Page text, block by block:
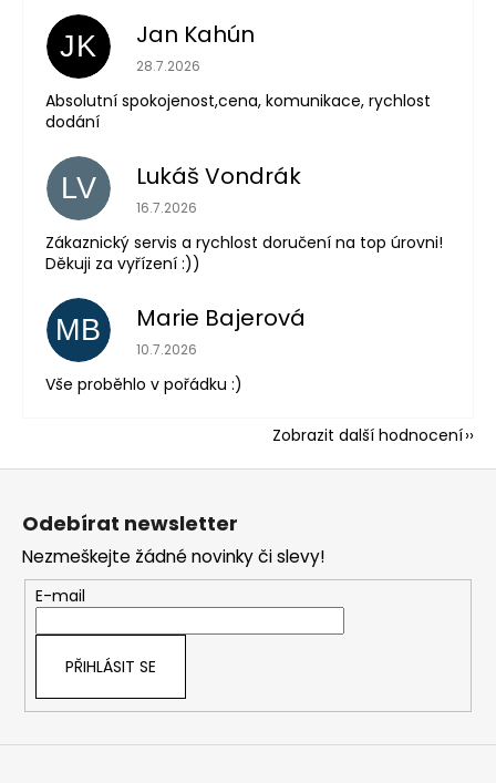
JK Jan Kahún
Hodnocení obchodu je 5 z 5 hvězdiček.
28.7.2026
Absolutní spokojenost,cena, komunikace, rychlost
dodání
LV Lukáš Vondrák
Hodnocení obchodu je 5 z 5 hvězdiček.
16.7.2026
Zákaznický servis a rychlost doručení na top úrovni!
Děkuji za vyřízení :))
MB Marie Bajerová
Hodnocení obchodu je 5 z 5 hvězdiček.
10.7.2026
Vše proběhlo v pořádku :)
Zobrazit další hodnocení
Odebírat newsletter
Nezmeškejte žádné novinky či slevy!
E-mail
PŘIHLÁSIT SE